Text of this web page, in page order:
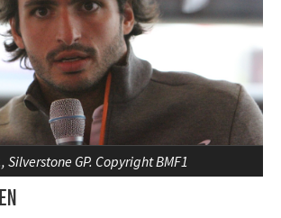
Silverstone GP. Copyright BMF1